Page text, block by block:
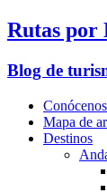
Rutas por
Blog de
Conócenos
Mapa de
Destinos